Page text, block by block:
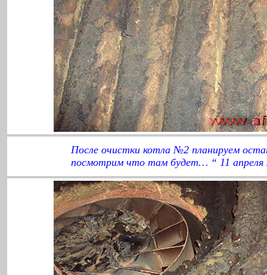
После очистки котла №2 планируем
посмотрим что там будет… “ 11 апреля